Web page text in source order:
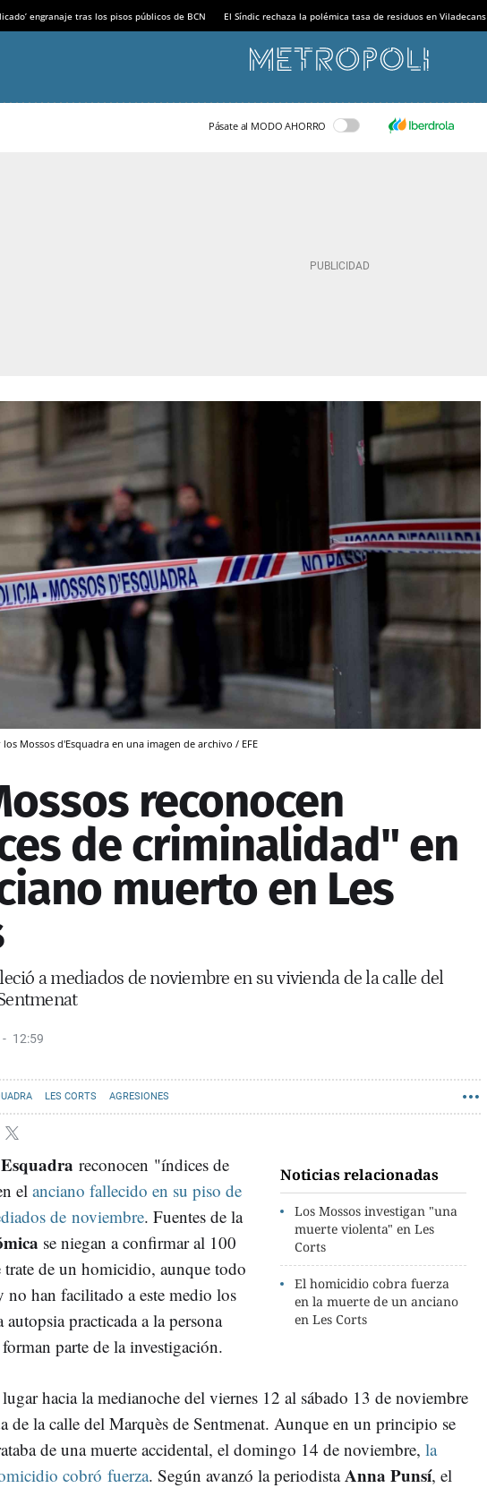
engranaje tras los pisos públicos de BCN El Síndic rechaza la polémica tasa de residuos en Viladecans
Pásate al MODO AHORRO
Mossos d'Esquadra en una imagen de archivo / EFE
reconocen
de criminalidad" en
muerto en Les
a mediados de noviembre en su vivienda de la calle del
12:59
LES CORTS AGRESIONES
Noticias relacionadas
Los Mossos investigan "una
muerte violenta" en Les
Corts
El homicidio cobra fuerza
en la muerte de un anciano
en Les Corts
reconocen "índices de
el anciano fallecido en su piso de
de noviembre. Fuentes de la
se niegan a confirmar al 100
trate de un homicidio, aunque todo
no han facilitado a este medio los
autopsia practicada a la persona
parte de la investigación.
hacia la medianoche del viernes 12 al sábado 13 de noviembre
de la calle del Marquès de Sentmenat. Aunque en un principio se
de una muerte accidental, el domingo 14 de noviembre, la
cobró fuerza. Según avanzó la periodistaAnna Punsí, el